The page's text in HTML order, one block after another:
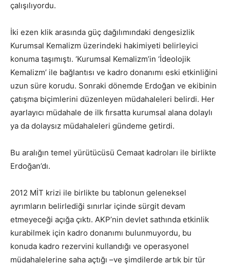
çalışılıyordu.
İki ezen klik arasında güç dağılımındaki dengesizlik
Kurumsal Kemalizm üzerindeki hakimiyeti belirleyici
konuma taşımıştı. ‘Kurumsal Kemalizm’in ‘İdeolojik
Kemalizm’ ile bağlantısı ve kadro donanımı eski etkinliğini
uzun süre korudu. Sonraki dönemde Erdoğan ve ekibinin
çatışma biçimlerini düzenleyen müdahaleleri belirdi. Her
ayarlayıcı müdahale de ilk fırsatta kurumsal alana dolaylı
ya da dolaysız müdahaleleri gündeme getirdi.
Bu aralığın temel yürütücüsü Cemaat kadroları ile birlikte
Erdoğan’dı.
2012 MİT krizi ile birlikte bu tablonun geleneksel
ayrımların belirlediği sınırlar içinde sürgit devam
etmeyeceği açığa çıktı. AKP’nin devlet sathında etkinlik
kurabilmek için kadro donanımı bulunmuyordu, bu
konuda kadro rezervini kullandığı ve operasyonel
müdahalelerine saha açtığı –ve şimdilerde artık bir tür